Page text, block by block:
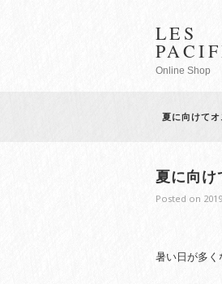
LES
Online Shop
夏に向けて
夏に向け
Posted on
暑い日が多く